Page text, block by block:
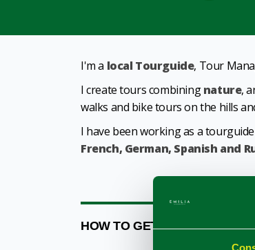
I'm a local Tourguide, Tour
I create tours combiningnature,
walks and bike tours on the hills
I have been working as a
French, German, Spanish and
HOW TO GET